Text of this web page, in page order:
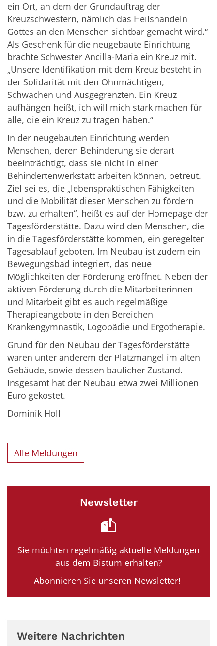
ein Ort, an dem der Grundauftrag der
Kreuzschwestern, nämlich das Heilshandeln
Gottes an den Menschen sichtbar gemacht wird.“
Als Geschenk für die neugebaute Einrichtung
brachte Schwester Ancilla-Maria ein Kreuz mit.
„Unsere Identifikation mit dem Kreuz besteht in
der Solidarität mit den Ohnmächtigen,
Schwachen und Ausgegrenzten. Ein Kreuz
aufhängen heißt, ich will mich stark machen für
alle, die ein Kreuz zu tragen haben.“
In der neugebauten Einrichtung werden
Menschen, deren Behinderung sie derart
beeinträchtigt, dass sie nicht in einer
Behindertenwerkstatt arbeiten können, betreut.
Ziel sei es, die „lebenspraktischen Fähigkeiten
und die Mobilität dieser Menschen zu fördern
bzw. zu erhalten“, heißt es auf der Homepage der
Tagesförderstätte. Dazu wird den Menschen, die
in die Tagesförderstätte kommen, ein geregelter
Tagesablauf geboten. Im Neubau ist zudem ein
Bewegungsbad integriert, das neue
Möglichkeiten der Förderung eröffnet. Neben der
aktiven Förderung durch die Mitarbeiterinnen
und Mitarbeit gibt es auch regelmäßige
Therapieangebote in den Bereichen
Krankengymnastik, Logopädie und Ergotherapie.
Grund für den Neubau der Tagesförderstätte
waren unter anderem der Platzmangel im alten
Gebäude, sowie dessen baulicher Zustand.
Insgesamt hat der Neubau etwa zwei Millionen
Euro gekostet.
Dominik Holl
Alle Meldungen
Newsletter
Sie möchten regelmäßig aktuelle Meldungen
aus dem Bistum erhalten?
Abonnieren Sie unseren Newsletter!
Weitere Nachrichten